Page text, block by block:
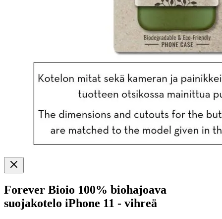
Forever Bioio 100% biohajoava
suojakotelo iPhone 11 - vihreä